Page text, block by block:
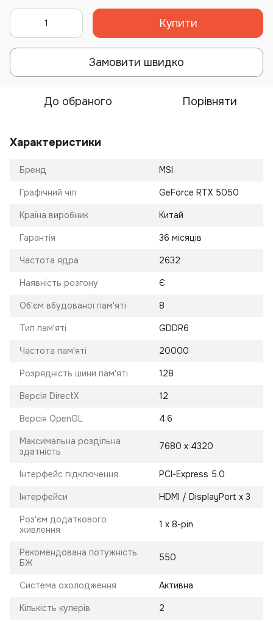
Купити
Замовити швидко
До обраного Порівняти
Характеристики
Бренд MSI
Графічний чіп GeForce RTX 5050
Країна виробник Китай
Гарантія 36 місяців
Частота ядра 2632
Наявність розгону Є
Об'єм вбудованої пам'яті 8
Тип пам'яті GDDR6
Частота пам'яті 20000
Розрядність шини пам'яті 128
Версія DirectX 12
Версія OpenGL 4.6
Максимальна роздільна
здатність
7680 x 4320
Інтерфейс підключення PCI-Express 5.0
Інтерфейси HDMI / DisplayPort x 3
Роз'єм додаткового
живлення
1 x 8-pin
Рекомендована потужність
БЖ
550
Система охолодження Активна
Кількість кулерів 2